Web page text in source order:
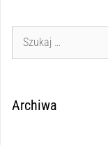
Archiwa